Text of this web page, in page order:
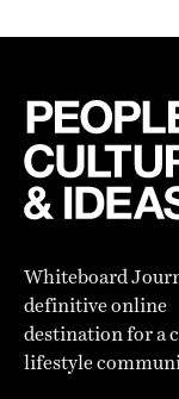
Whiteboard
definitive online
destination for a
lifestyle